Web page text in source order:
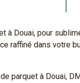
Douai, pour
raffiné dans
parquet à Douai,